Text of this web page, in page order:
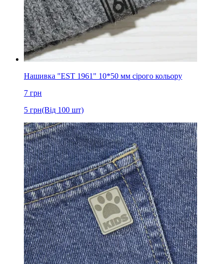
Нашивка "EST 1961" 10*50 мм сірого кольору
7 грн
5 грн(Від 100 шт)